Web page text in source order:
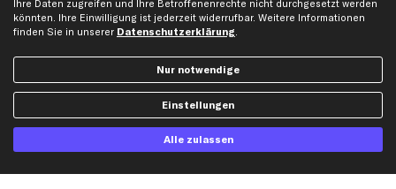
Renault Ersatzteile
Seat Ersatzteile
Social Media
Ihre Daten zugreifen und Ihre Betroffenenrechte nicht durchgesetzt werden
könnten. Ihre Einwilligung ist jederzeit widerrufbar. Weitere Informationen
finden Sie in unserer Datenschutzerklärung.
Nur notwendige
Einstellungen
Alle zulassen